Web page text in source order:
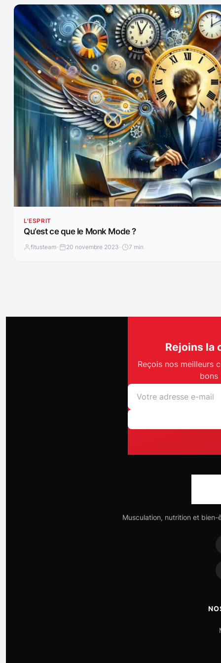
L'ESPRIT
Qu’est ce que le Monk Mode ?
fitusteam- 20 novembre 2023- 7 min
Rejoins la
Reçois nos meilleurs
bons
Musculation, nutrition et